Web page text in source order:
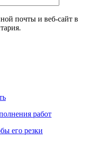
почты и веб-сайт в
работ
его резки